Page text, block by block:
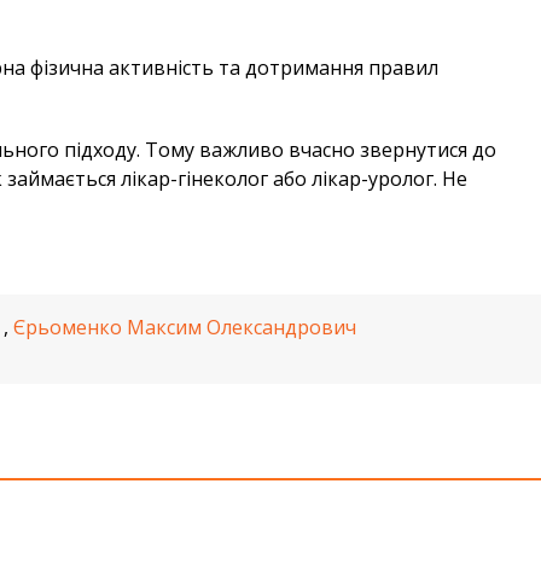
фізична активність та дотримання правил
підходу. Тому важливо вчасно звернутися до
лікар-гінеколог або лікар-уролог. Не
, Єрьоменко Максим Олександрович